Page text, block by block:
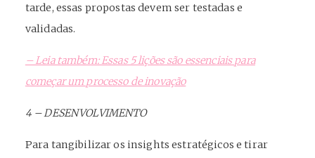
tarde, essas propostas devem ser testadas e
validadas.
– Leia também: Essas 5 lições são essenciais para
começar um processo de inovação
4 – DESENVOLVIMENTO
Para tangibilizar os insights estratégicos e tirar